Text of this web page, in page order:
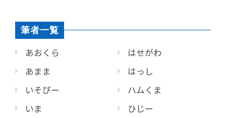
筆者一覧
あおくら
あまま
いそぴー
いま
はせがわ
はっし
ハムくま
ひじー